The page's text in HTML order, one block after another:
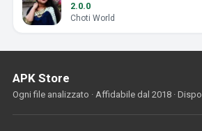
2.0.0
Choti World
APK Store
Ogni file analizzato · Affidabile dal 2018 ·